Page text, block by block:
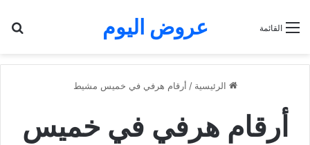
عروض اليوم القائمة
الرئيسية / أرقام هرفي في خميس مشيط
أرقام هرفي في خميس